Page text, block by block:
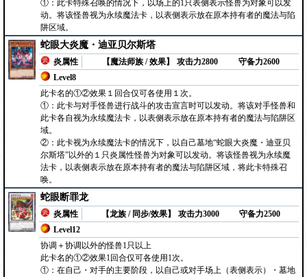
①：此卡特殊召唤的情况下，以场上的1只表侧表示怪兽为对象可以发
动。将该怪兽视为永续魔法卡，以表侧表示放在原本持有者的魔法与陷
阱区域。
蛇眼大炎魔・迪亚贝尔斯塔
炎属性
【魔法师族 / 效果】
Level8
攻击力2800 守备力2600
此卡名的①②效果１回合仅可各使用１次。
①：此卡与对手怪兽进行战斗的攻击宣言时可以发动。将该对手怪兽和
此卡各自视为永续魔法卡，以表侧表示放在原本持有者的魔法与陷阱区
域。
②：此卡视为永续魔法卡的情况下，以自己墓地“蛇眼大炎魔・迪亚贝
尔斯塔”以外的１只炎属性怪兽为对象可以发动。将该怪兽视为永续魔
法卡，以表侧表示放在原本持有者的魔法与陷阱区域，将此卡特殊召
唤。
蛇眼断罪龙
炎属性
【龙族 / 同步/效果】
Level12
攻击力3000 守备力2500
协调＋协调以外的怪兽1只以上
此卡名的①②效果1回合仅可各使用1次。
①：在自己・对手的主要阶段，以自己或对手场上（表侧表示）・墓地